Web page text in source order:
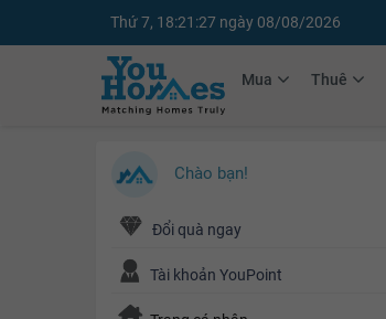
Thứ 7, 18:21:28 ngày 08/08/2026
Mua Thuê
Chào bạn!
Đổi quà ngay
Tài khoản YouPoint